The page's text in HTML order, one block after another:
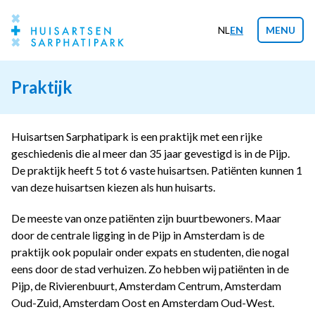
NLEN MENU
Praktijk
Huisartsen Sarphatipark is een praktijk met een rijke
geschiedenis die al meer dan 35 jaar gevestigd is in de Pijp.
De praktijk heeft 5 tot 6 vaste huisartsen. Patiënten kunnen 1
van deze huisartsen kiezen als hun huisarts.
De meeste van onze patiënten zijn buurtbewoners. Maar
door de centrale ligging in de Pijp in Amsterdam is de
praktijk ook populair onder expats en studenten, die nogal
eens door de stad verhuizen. Zo hebben wij patiënten in de
Pijp, de Rivierenbuurt, Amsterdam Centrum, Amsterdam
Oud-Zuid, Amsterdam Oost en Amsterdam Oud-West.